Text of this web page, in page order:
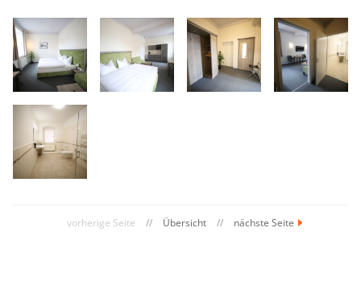
vorherige Seite // Übersicht // nächste Seite